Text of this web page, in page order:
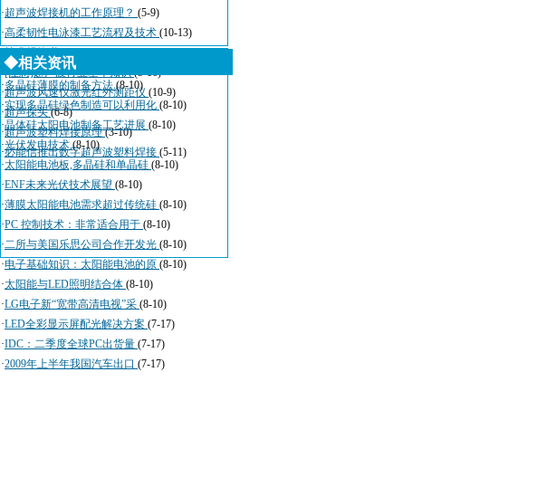
·超声波焊接机的工作原理？ (5-9)
·高柔韧性电泳漆工艺流程及技术 (10-13)
技术规格书
(4-3)
·[注意]超声波行业基本知识(5-16)
·超声波风速仪激光红外测距仪 (10-9)
·超声探头(6-8)
·超声波塑料焊接原理(3-10)
·必能信推出数字超声波塑料焊接 (5-11)
◆相关资讯
·多晶硅薄膜的制备方法(8-10)
·实现多晶硅绿色制造可以利用化 (8-10)
·晶体硅太阳电池制备工艺进展 (8-10)
·光伏发电技术(8-10)
·太阳能电池板,多晶硅和单晶硅 (8-10)
·ENF未来光伏技术展望 (8-10)
·薄膜太阳能电池需求超过传统硅 (8-10)
·PC 控制技术：非常适合用于 (8-10)
·二所与美国乐思公司合作开发光 (8-10)
·电子基础知识：太阳能电池的原 (8-10)
·太阳能与LED照明结合体 (8-10)
·LG电子新“宽带高清电视”采 (8-10)
·LED全彩显示屏配光解决方案 (7-17)
·IDC：二季度全球PC出货量 (7-17)
·2009年上半年我国汽车出口 (7-17)